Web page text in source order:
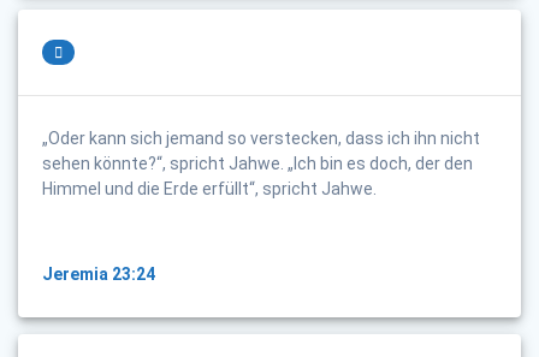
„Oder kann sich jemand so verstecken, dass ich ihn nicht
sehen könnte?“, spricht Jahwe. „Ich bin es doch, der den
Himmel und die Erde erfüllt“, spricht Jahwe.
Jeremia 23:24